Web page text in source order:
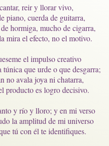
reir y llorar vivo,
piano, cuerda de guitarra,
hormiga, mucho de cigarra,
mira el efecto, no el motivo.
el impulso creativo
túnica que urde o que desgarra;
no avala joya ni chatarra,
producto es logro decisivo.
y río y lloro; y en mi verso
la amplitud de mi universo
tú con él te identifiques.